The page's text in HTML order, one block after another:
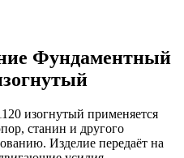
Фундаментный
изогнутый применяется
станин и другого
Изделие передаёт на